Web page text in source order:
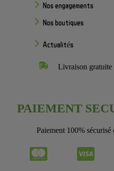
Nos engagements
Nos boutiques
Actualités
Livraison gratuite
PAIEMENT
Paiement 100%